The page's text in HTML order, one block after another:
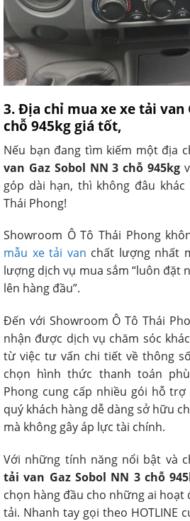
3. Địa chỉ mua xe xe tải van
chỗ 945kg giá tốt,
Nếu bạn đang tìm kiếm một địa
van Gaz Sobol NN 3 chỗ 945kg
góp dài hạn, thì không đâu khác
Thái Phong!
Showroom Ô Tô Thái Phong
mẫu xe tải van chất lượng nhất
lượng dịch vụ mua sắm “luôn đặt
lên hàng đầu”.
Đến với Showroom Ô Tô Thái
nhận được dịch vụ chăm sóc
từ việc tư vấn chi tiết về thông
chọn hình thức thanh toán
Phong cung cấp nhiều gói hỗ
quý khách hàng dễ dàng sở hữu
mà không gây áp lực tài chính.
Với những tính năng nổi bật và
tải van Gaz Sobol NN 3 chỗ
chọn hàng đầu cho những ai
tải. Nhanh tay gọi theo HOTLINE